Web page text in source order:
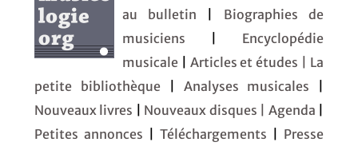
au bulletin
Biographies de
musiciens
Encyclopédie
musicale
Articles et études | La
petite bibliothèque
Analyses musicales
Nouveaux livres
Nouveaux disques | Agenda
Petites annonces
|Téléchargements
Presse